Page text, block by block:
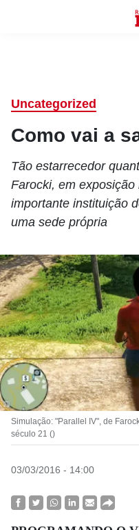
Uncategorized
Como vai a
Tão estarrecedor
Farocki, em
importante instituição
uma sede própria
Simulação: "Parallel IV", de
século 21 ()
03/03/2016 - 14:00